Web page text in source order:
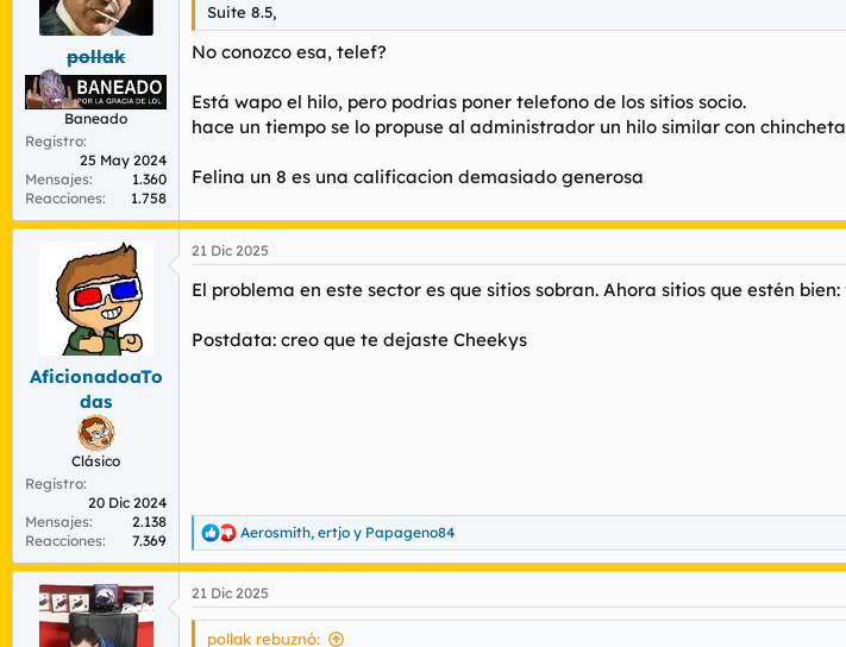
e
s
pollak
Baneado
Registro
25 May 2024
Mensajes
1.360
Reacciones
1.758
Suite 8.5,
No conozco esa, telef?
Está wapo el hilo, pero podrias poner telefono de los sitios socio.
hace un tiempo se lo propuse al administrador un hilo similar con
Felina un 8 es una calificacion demasiado generosa
AficionadoaTo
das
Clásico
Registro
20 Dic 2024
Mensajes
2.138
Reacciones
7.369
21 Dic 2025
El problema en este sector es que sitios sobran. Ahora sitios que estén
Postdata: creo que te dejaste Cheekys
R
e
a
c
c
Aerosmith, ertjo y Papageno84
21 Dic 2025
pollak rebuznó: